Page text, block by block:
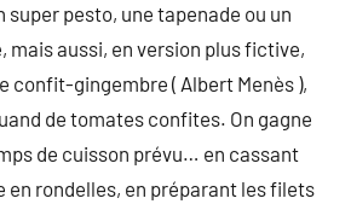
super pesto, une tapenade ou un
mais aussi, en version plus fictive,
confit-gingembre ( Albert Menès ),
de tomates confites. On gagne
de cuisson prévu… en cassant
en rondelles, en préparant les filets